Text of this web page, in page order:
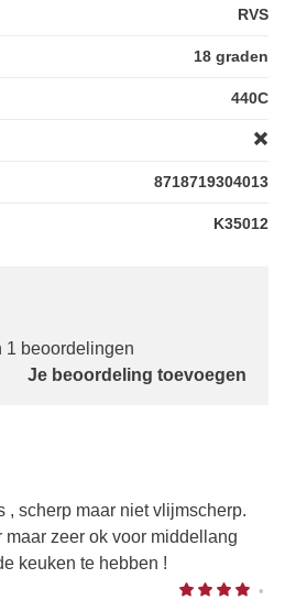
RVS
18 graden
440C
8718719304013
K35012
1 beoordelingen
Je beoordeling toevoegen
, scherp maar niet vlijmscherp.
zeer ok voor middellang
keuken te hebben !
•